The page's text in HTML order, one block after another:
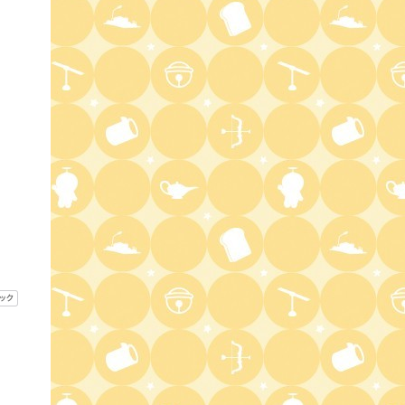
深夜 3:45
ショッピングなう